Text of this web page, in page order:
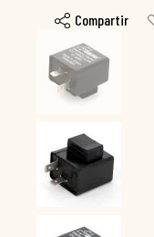
Compartir